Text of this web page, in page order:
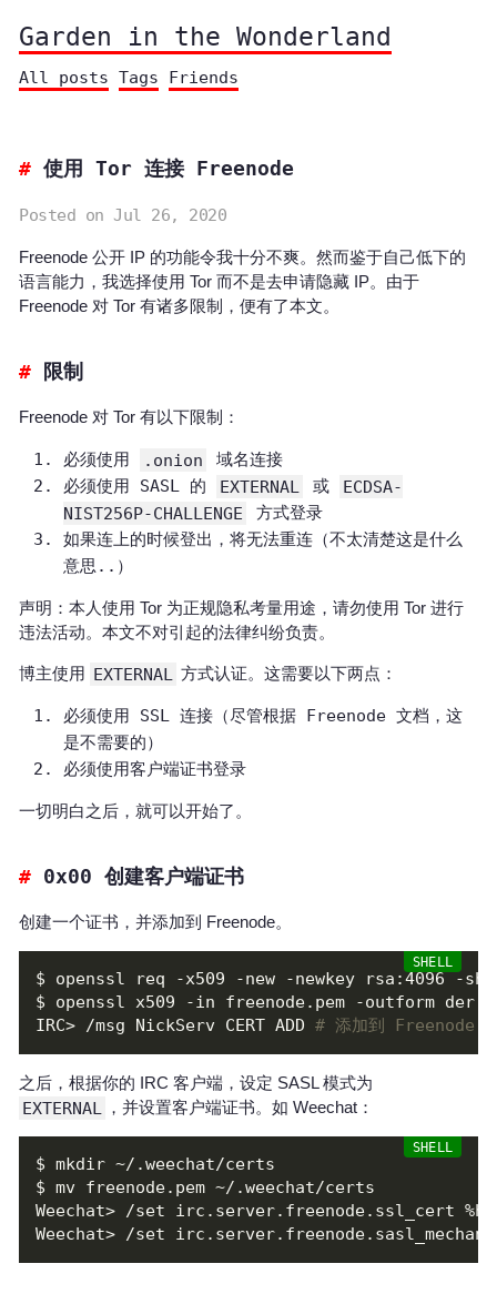
Garden in the Wonderland
All posts Tags Friends
使用 Tor 连接 Freenode
Posted on Jul 26, 2020
Freenode 公开 IP 的功能令我十分不爽。然而鉴于自己低下的
语言能力，我选择使用 Tor 而不是去申请隐藏 IP。由于
Freenode 对 Tor 有诸多限制，便有了本文。
限制
Freenode 对 Tor 有以下限制：
必须使用 .onion
域名连接
必须使用 SASL 的
EXTERNAL 或
ECDSA-
NIST256P-CHALLENGE
方式登录
如果连上的时候登出，将无法重连（不太清楚这是什么
意思..）
声明：本人使用 Tor 为正规隐私考量用途，请勿使用 Tor 进行
违法活动。本文不对引起的法律纠纷负责。
博主使用 EXTERNAL 方式认证。这需要以下两点：
必须使用 SSL 连接（尽管根据 Freenode 文档，这
是不需要的）
必须使用客户端证书登录
一切明白之后，就可以开始了。
0x00 创建客户端证书
创建一个证书，并添加到 Freenode。
$ openssl req -x509 -new -newkey rsa:4096 -
$ openssl x509 -in freenode.pem -outform der
IRC> /msg NickServ CERT ADD # 添加到 Freenode
之后，根据你的 IRC 客户端，设定 SASL 模式为
EXTERNAL ，并设置客户端证书。如 Weechat：